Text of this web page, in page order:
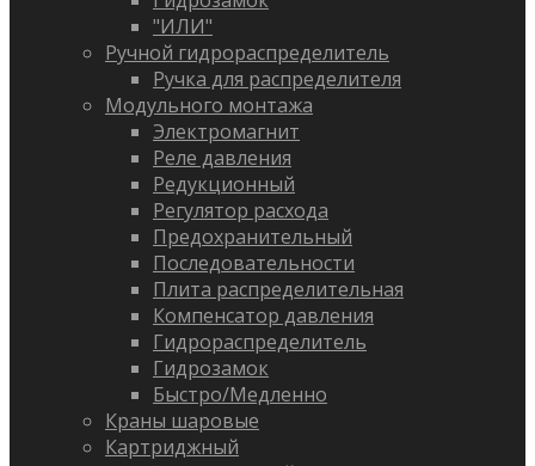
"ИЛИ"
Ручной гидрораспределитель
Ручка для распределителя
Модульного монтажа
Электромагнит
Реле давления
Редукционный
Регулятор расхода
Предохранительный
Последовательности
Плита распределительная
Компенсатор давления
Гидрораспределитель
Гидрозамок
Быстро/Медленно
Краны шаровые
Картриджный